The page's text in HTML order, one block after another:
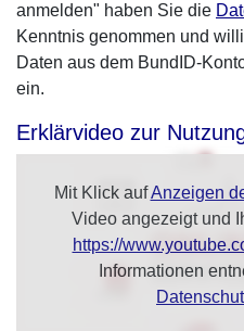
anmelden" haben Sie die
Kenntnis genommen und
Daten aus dem BundID-
ein.
Erklärvideo zur
Mit Klick aufAnzeigen
Video angezeigt und
https://
Informationen